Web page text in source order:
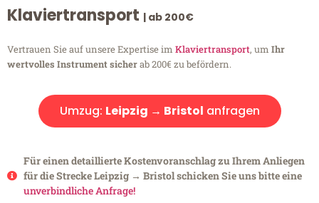
Klaviertransport | ab 200€
Vertrauen Sie auf unsere Expertise im Klaviertransport, um Ihr
wertvolles Instrument sicherab 200€ zu befördern.
Umzug: Leipzig → Bristol anfragen
Für einen detaillierte Kostenvoranschlag zu Ihrem Anliegen
für die Strecke Leipzig → Bristol schicken Sie uns bitte eine
unverbindliche Anfrage!